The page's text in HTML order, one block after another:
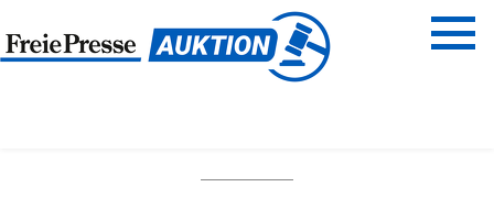
Menü